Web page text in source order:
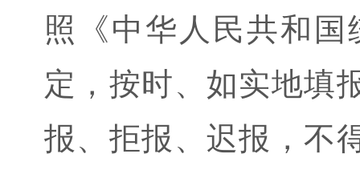
照《中华人民共和
定，按时、如实地填
报、拒报、迟报，不